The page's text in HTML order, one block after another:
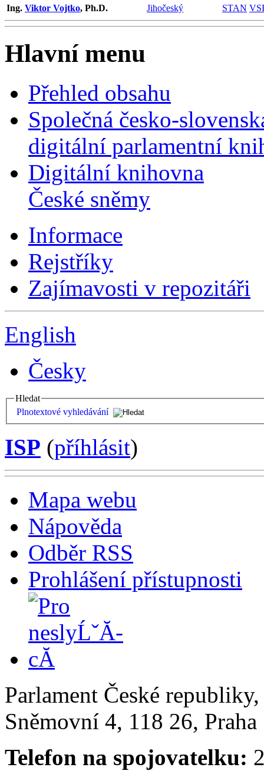
Ing. Viktor Vojtko, Ph.D. Jihočeský STAN
Hlavní menu
Přehled obsahu
Společná česko-
digitální parlamentní
Digitální knihovna
České sněmy
Informace
Rejstříky
Zajímavosti v repozitáři
English
Česky
Hledat
Plnotextové vyhledávání
ISP (příhlásit)
Mapa webu
Nápověda
Odběr RSS
Prohlášení přístupnosti
Parlament České
Sněmovní 4, 118 26,
Telefon na spojovatelku: